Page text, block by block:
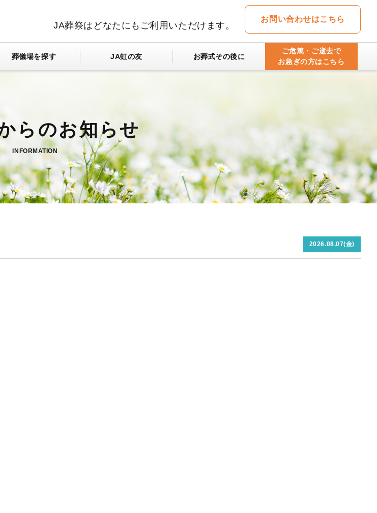
JA葬祭はどなたにもご利用いただけます。
お問い合わせはこちら
葬儀場を探す JA虹の友 お葬式その後に
ご危篤・ご逝去で
お急ぎの方はこちら
INFORMATION
2026.08.07(金)